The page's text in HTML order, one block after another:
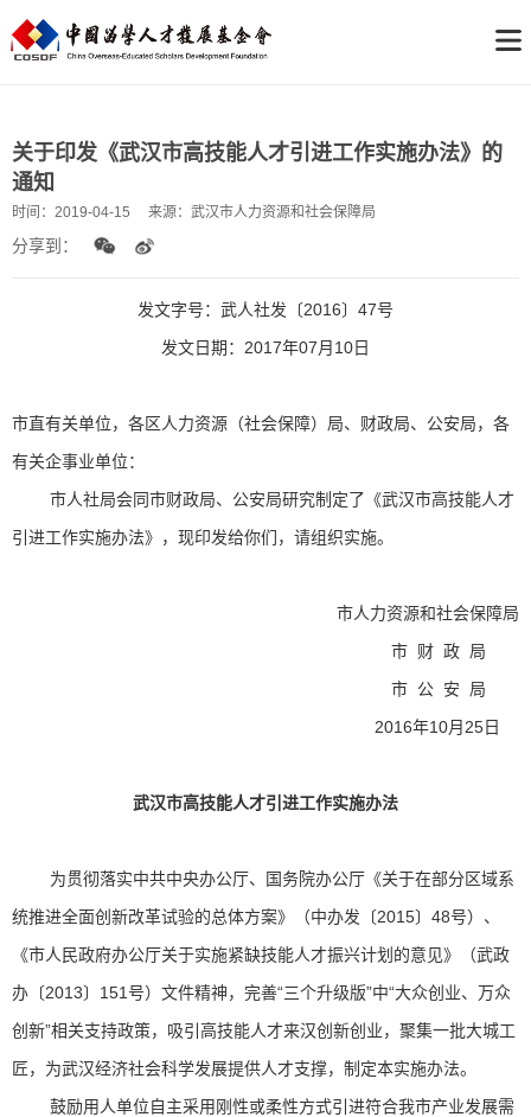
关于印发《武汉市高技能人才引进工作实施办法》的
通知
时间： 2019-04-15 来源： 武汉市人力资源和社会保障局
分享到：
发文字号：武人社发〔2016〕47号
发文日期：2017年07月10日
市直有关单位，各区人力资源（社会保障）局、财政局、公安局，各
有关企事业单位：
市人社局会同市财政局、公安局研究制定了《武汉市高技能人才
引进工作实施办法》，现印发给你们，请组织实施。
市人力资源和社会保障局
市 财 政 局
市 公 安 局
2016年10月25日
武汉市高技能人才引进工作实施办法
为贯彻落实中共中央办公厅、国务院办公厅《关于在部分区域系
统推进全面创新改革试验的总体方案》（中办发〔2015〕48号）、
《市人民政府办公厅关于实施紧缺技能人才振兴计划的意见》（武政
办〔2013〕151号）文件精神，完善“三个升级版”中“大众创业、万众
创新”相关支持政策，吸引高技能人才来汉创新创业，聚集一批大城工
匠，为武汉经济社会科学发展提供人才支撑，制定本实施办法。
鼓励用人单位自主采用刚性或柔性方式引进符合我市产业发展需